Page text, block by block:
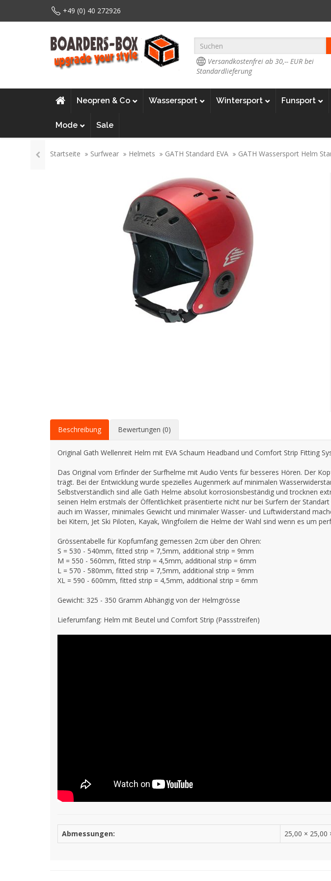
+49 (0) 40 272926
Versandkostenfrei ab 30,-- EUR bei
Standardlieferung
Neopren & Co Wassersport Wintersport Funsport
Mode Sale
Startseite Surfwear Helmets GATH Standard EVA GATH Wassersport Helm
Beschreibung Bewertungen (0)
Original Gath Wellenreit Helm mit EVA Schaum Headband und Comfort Strip Fitting
Das Original vom Erfinder der Surfhelme mit Audio Vents für besseres Hören. Der
trägt. Bei der Entwicklung wurde spezielles Augenmerk auf minimalen
Selbstverständlich sind alle Gath Helme absolut korrosionsbeständig und trocknen
seinen Helm erstmals der Öffentlichkeit präsentierte nicht nur bei Surfern der
auch im Wasser, minimales Gewicht und minimaler Wasser- und Luftwiderstand
bei Kitern, Jet Ski Piloten, Kayak, Wingfoilern die Helme der Wahl sind wenn es um
Grössentabelle für Kopfumfang gemessen 2cm über den Ohren:
S = 530 - 540mm, fitted strip = 7,5mm, additional strip = 9mm
M = 550 - 560mm, fitted strip = 4,5mm, additional strip = 6mm
L = 570 - 580mm, fitted strip = 7,5mm, additional strip = 9mm
XL = 590 - 600mm, fitted strip = 4,5mm, additional strip = 6mm
Gewicht: 325 - 350 Gramm Abhängig von der Helmgrösse
Lieferumfang: Helm mit Beutel und Comfort Strip (Passstreifen)
Abmessungen: 25,00 × 25,00